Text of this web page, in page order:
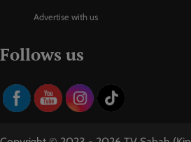
Advertise with us
Follows us